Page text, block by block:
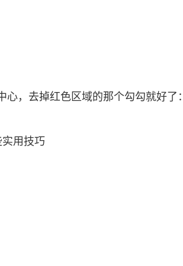
，去掉红色区域的那个勾勾就好了：